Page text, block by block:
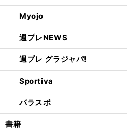
Myojo
週プレNEWS
週プレ グラジャパ!
Sportiva
パラスポ
書籍